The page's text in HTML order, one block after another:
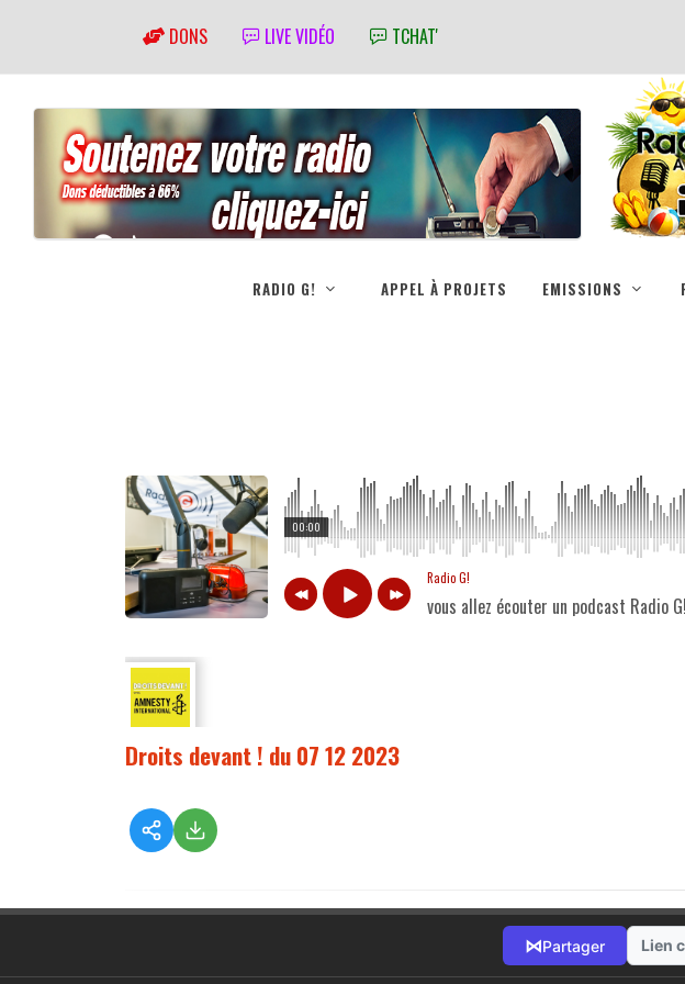
DONS LIVE VIDÉO TCHAT'
RADIO G! APPEL À PROJETS EMISSIONS
00:00
Radio G!
vous allez écouter un podcast Radio
Droits devant ! du 07 12 2023
⋈Partager Lien